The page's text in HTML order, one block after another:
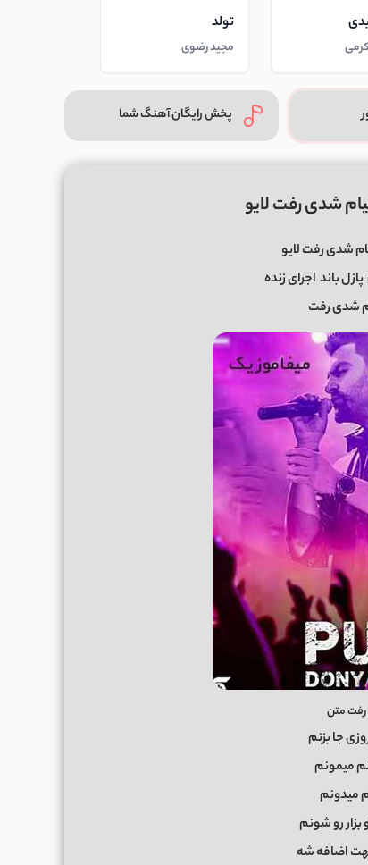
کرمی
تولد
مجید رضوی
پخش رایگان آهنگ شما
شدی رفت لایو
شدی رفت لایو
پازل باند اجرای زنده
شدی رفت
رفت متن
جا بزنم
میمونم
میدونم
رو شونم
اضافه شه